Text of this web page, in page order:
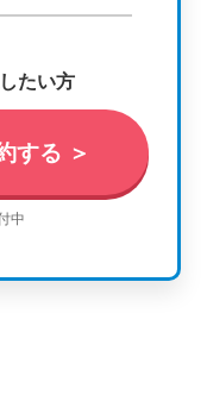
たい方
する ＞
中